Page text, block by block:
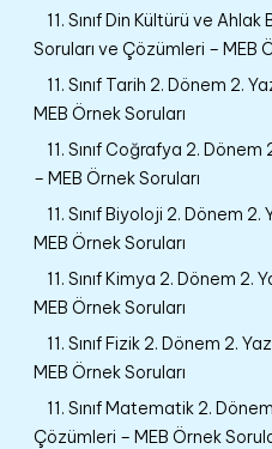
11. Sınıf Din Kültürü ve Ahlak
Soruları ve Çözümleri – MEB
11. Sınıf Tarih 2. Dönem 2.
MEB Örnek Soruları
11. Sınıf Coğrafya 2. Dönem
– MEB Örnek Soruları
11. Sınıf Biyoloji 2. Dönem
MEB Örnek Soruları
11. Sınıf Kimya 2. Dönem 2.
MEB Örnek Soruları
11. Sınıf Fizik 2. Dönem 2.
MEB Örnek Soruları
11. Sınıf Matematik 2.
Çözümleri – MEB Örnek